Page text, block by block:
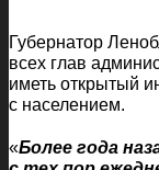
Губернатор
всех глав
иметь открытый
с населением.
«Более года